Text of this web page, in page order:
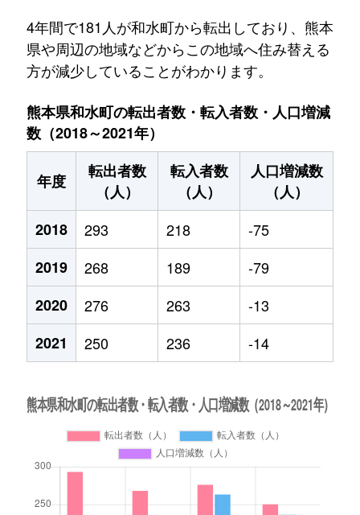
4年間で181人が和水町から転出しており、熊本
県や周辺の地域などからこの地域へ住み替える
方が減少していることがわかります。
熊本県和水町の転出者数・転入者数・人口増減
数（2018～2021年）
年度
転出者数
（人）
転入者数
（人）
人口増減数
（人）
2018
293 218
-75
2019
268 189
-79
2020
276 263
-13
2021
250 236 -14